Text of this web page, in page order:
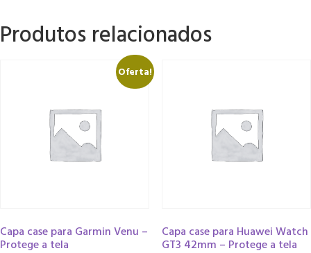
Produtos relacionados
Oferta!
Capa case para Garmin Venu –
Protege a tela
Capa case para Huawei Watch
GT3 42mm – Protege a tela